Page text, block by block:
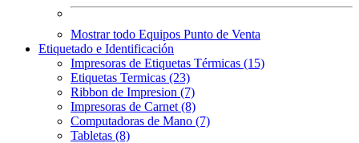
Mostrar todo Equipos Punto de Venta
Etiquetado e Identificación
Impresoras de Etiquetas Térmicas (15)
Etiquetas Termicas (23)
Ribbon de Impresion (7)
Impresoras de Carnet (8)
Computadoras de Mano (7)
Tabletas (8)